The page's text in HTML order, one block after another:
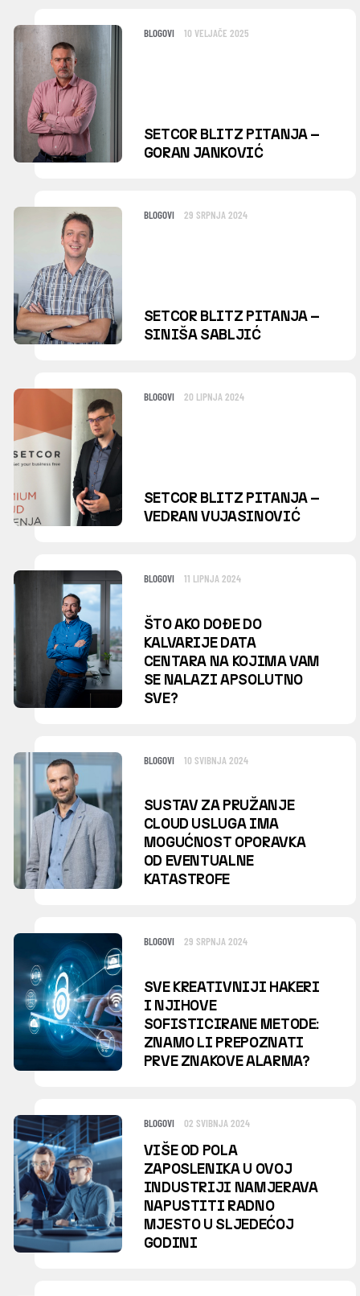
BLOGOVI 10 VELJAČE 2025
SETCOR BLITZ PITANJA –
GORAN JANKOVIĆ
BLOGOVI 29 SRPNJA 2024
SETCOR BLITZ PITANJA –
SINIŠA SABLJIĆ
BLOGOVI 20 LIPNJA 2024
SETCOR BLITZ PITANJA –
VEDRAN VUJASINOVIĆ
BLOGOVI 11 LIPNJA 2024
ŠTO AKO DOĐE DO
KALVARIJE DATA
CENTARA NA KOJIMA VAM
SE NALAZI APSOLUTNO
SVE?
BLOGOVI 10 SVIBNJA 2024
SUSTAV ZA PRUŽANJE
CLOUD USLUGA IMA
MOGUĆNOST OPORAVKA
OD EVENTUALNE
KATASTROFE
BLOGOVI 29 SRPNJA 2024
SVE KREATIVNIJI HAKERI
I NJIHOVE
SOFISTICIRANE METODE:
ZNAMO LI PREPOZNATI
PRVE ZNAKOVE ALARMA?
BLOGOVI 02 SVIBNJA 2024
VIŠE OD POLA
ZAPOSLENIKA U OVOJ
INDUSTRIJI NAMJERAVA
NAPUSTITI RADNO
MJESTO U SLJEDEĆOJ
GODINI